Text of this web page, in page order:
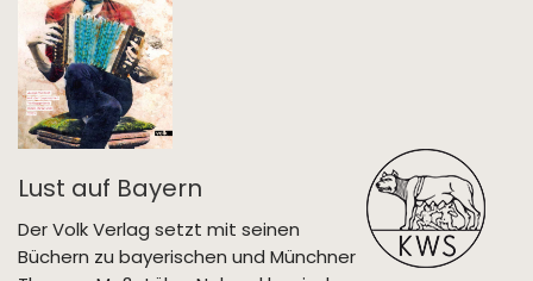
Lust auf Bayern
Der Volk Verlag setzt mit seinen
Büchern zu bayerischen und Münchner